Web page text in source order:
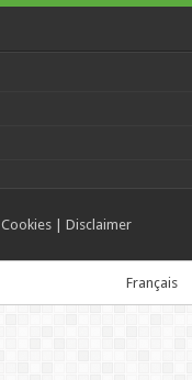
Cookies| Disclaimer
Français